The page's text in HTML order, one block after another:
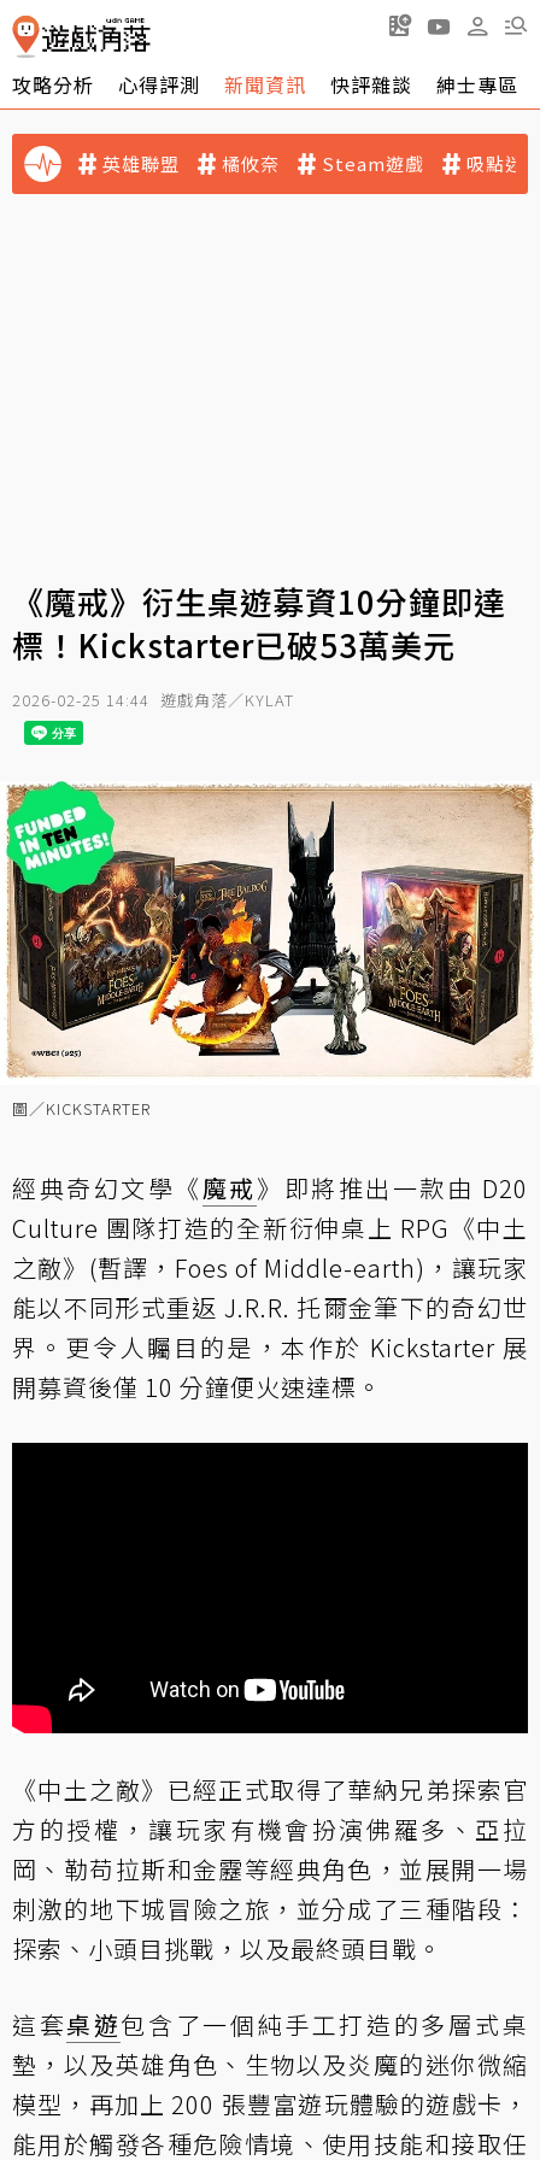
攻略分析 心得評測 新聞資訊 快評雜談 紳士專區
英雄聯盟 橘攸奈 Steam遊戲 吸點迷
《魔戒》衍生桌遊募資10分鐘即達
標！Kickstarter已破53萬美元
2026-02-25 14:44 遊戲角落／KYLAT
圖／KICKSTARTER
經典奇幻文學《魔戒》即將推出一款由 D20
Culture 團隊打造的全新衍伸桌上 RPG《中土
之敵》(暫譯，Foes of Middle-earth)，讓玩家
能以不同形式重返 J.R.R. 托爾金筆下的奇幻世
界。更令人矚目的是，本作於 Kickstarter 展
開募資後僅 10 分鐘便火速達標。
《中土之敵》已經正式取得了華納兄弟探索官
方的授權，讓玩家有機會扮演佛羅多、亞拉
岡、勒苟拉斯和金靂等經典角色，並展開一場
刺激的地下城冒險之旅，並分成了三種階段：
探索、小頭目挑戰，以及最終頭目戰。
這套桌遊包含了一個純手工打造的多層式桌
墊，以及英雄角色、生物以及炎魔的迷你微縮
模型，再加上 200 張豐富遊玩體驗的遊戲卡，
能用於觸發各種危險情境、使用技能和接取任